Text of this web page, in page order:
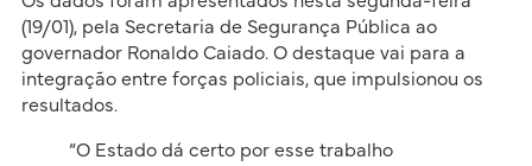
(19/01), pela Secretaria de Segurança Pública ao
governador Ronaldo Caiado. O destaque vai para a
integração entre forças policiais, que impulsionou os
resultados.
“O Estado dá certo por esse trabalho